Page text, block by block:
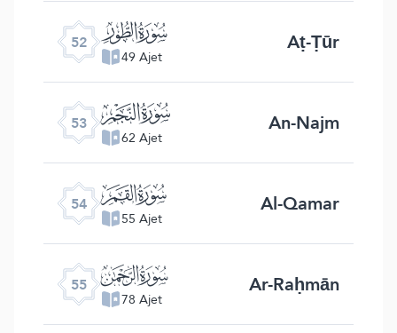
52 ﯡ
49 Ajet Aṭ-Ṭūr
53 ﯢ
62 Ajet An-Najm
54 ﯣ
55 Ajet Al-Qamar
55 ﯤ
78 Ajet Ar-Raḥmān